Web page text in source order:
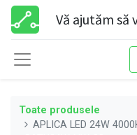
Vă ajutăm să
Toate produsele
APLICA LED 24W